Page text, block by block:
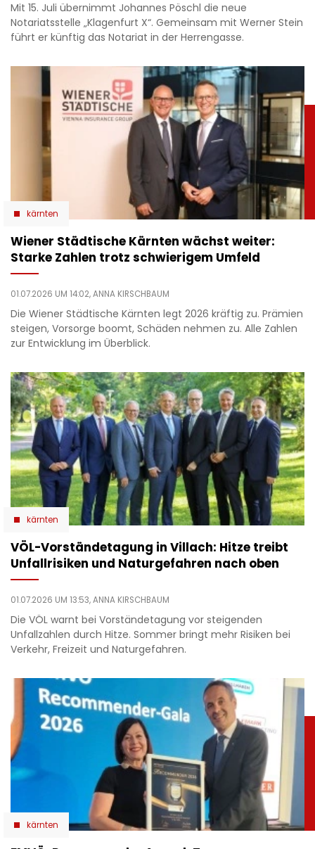
Mit 15. Juli übernimmt Johannes Pöschl die neue
Notariatsstelle „Klagenfurt X“. Gemeinsam mit Werner Stein
führt er künftig das Notariat in der Herrengasse.
kärnten
Wiener Städtische Kärnten wächst weiter:
Starke Zahlen trotz schwierigem Umfeld
01.07.2026 UM 14:02,ANNA KIRSCHBAUM
Die Wiener Städtische Kärnten legt 2026 kräftig zu. Prämien
steigen, Vorsorge boomt, Schäden nehmen zu. Alle Zahlen
zur Entwicklung im Überblick.
kärnten
VÖL-Vorständetagung in Villach: Hitze treibt
Unfallrisiken und Naturgefahren nach oben
01.07.2026 UM 13:53,ANNA KIRSCHBAUM
Die VÖL warnt bei Vorständetagung vor steigenden
Unfallzahlen durch Hitze. Sommer bringt mehr Risiken bei
Verkehr, Freizeit und Naturgefahren.
kärnten